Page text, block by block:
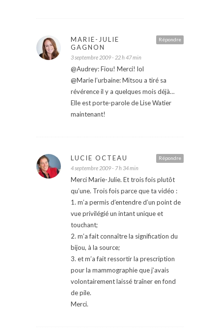
Répondre
MARIE-JULIE
GAGNON
3 septembre 2009 - 22 h 47 min
@Audrey: Fiou! Merci! lol
@Marie l’urbaine: Mitsou a tiré sa
révérence il y a quelques mois déjà…
Elle est porte-parole de Lise Watier
maintenant!
Répondre
LUCIE OCTEAU
4 septembre 2009 - 7 h 34 min
Merci Marie-Julie. Et trois fois plutôt
qu’une. Trois fois parce que ta vidéo :
1. m’a permis d’entendre d’un point de
vue privilégié un intant unique et
touchant;
2. m’a fait connaître la signification du
bijou, à la source;
3. et m’a fait ressortir la prescription
pour la mammographie que j’avais
volontairement laissé traîner en fond
de pile.
Merci.